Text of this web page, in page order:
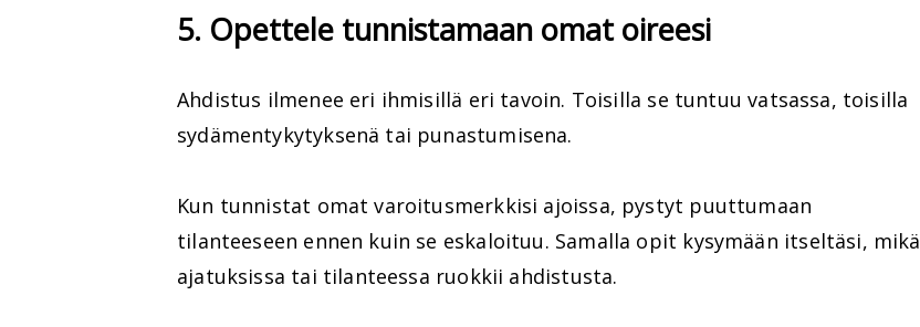
5. Opettele tunnistamaan omat oireesi
Ahdistus ilmenee eri ihmisillä eri tavoin. Toisilla se tuntuu vatsassa, toisilla
sydämentykytyksenä tai punastumisena.
Kun tunnistat omat varoitusmerkkisi ajoissa, pystyt puuttumaan
tilanteeseen ennen kuin se eskaloituu. Samalla opit kysymään itseltäsi, mikä
ajatuksissa tai tilanteessa ruokkii ahdistusta.